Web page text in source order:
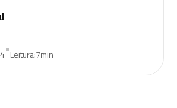
•Leitura:7min